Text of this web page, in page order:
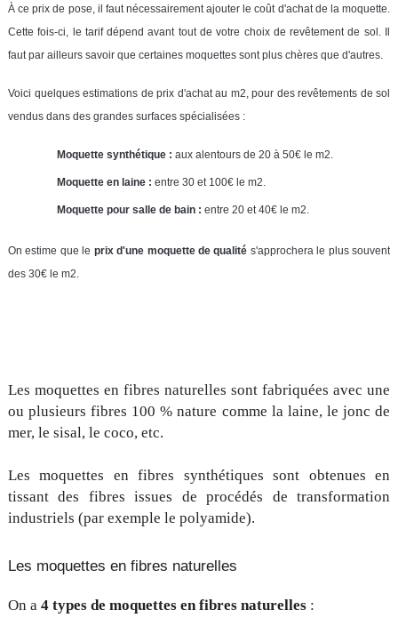
À ce prix de pose, il faut nécessairement ajouter le coût d'achat de la moquette.
Cette fois-ci, le tarif dépend avant tout de votre choix de revêtement de sol. Il
faut par ailleurs savoir que certaines moquettes sont plus chères que d'autres.
Voici quelques estimations de prix d'achat au m2, pour des revêtements de sol
vendus dans des grandes surfaces spécialisées :
Moquette synthétique : aux alentours de 20 à 50€ le m2.
Moquette en laine : entre 30 et 100€ le m2.
Moquette pour salle de bain : entre 20 et 40€ le m2.
On estime que le prix d'une moquette de qualité s'approchera le plus souvent
des 30€ le m2.
Les moquettes en fibres naturelles sont fabriquées avec une
ou plusieurs fibres 100 % nature comme la laine, le jonc de
mer, le sisal, le coco, etc.
Les moquettes en fibres synthétiques sont obtenues en
tissant des fibres issues de procédés de transformation
industriels (par exemple le polyamide).
Les moquettes en fibres naturelles
On a 4 types de moquettes en fibres naturelles :